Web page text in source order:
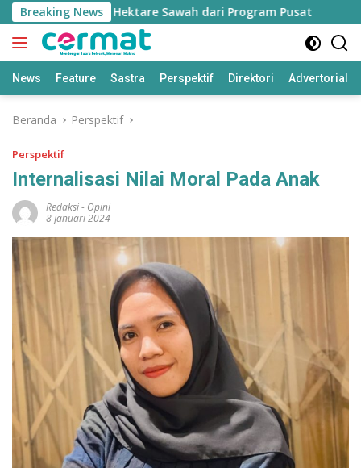
Langsung
ke
konten
Breaking News
7.500 Hektare Sawah dari Program Pusat
News Feature Sastra Perspektif Direktori Advertorial
Beranda Perspektif
Perspektif
Internalisasi Nilai Moral Pada Anak
Redaksi- Opini
8 Januari 2024